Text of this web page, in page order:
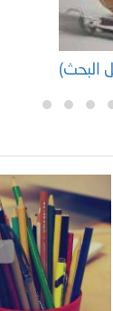
البحث)